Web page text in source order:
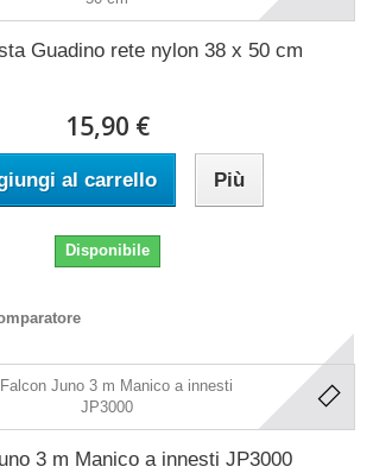
Guadino rete nylon 38 x 50 cm
15,90 €
al carrello Più
Disponibile
3 m Manico a innesti JP3000